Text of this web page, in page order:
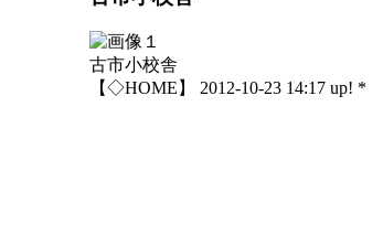
古市小校舎
【◇HOME】 2012-10-23 14:17 up! *